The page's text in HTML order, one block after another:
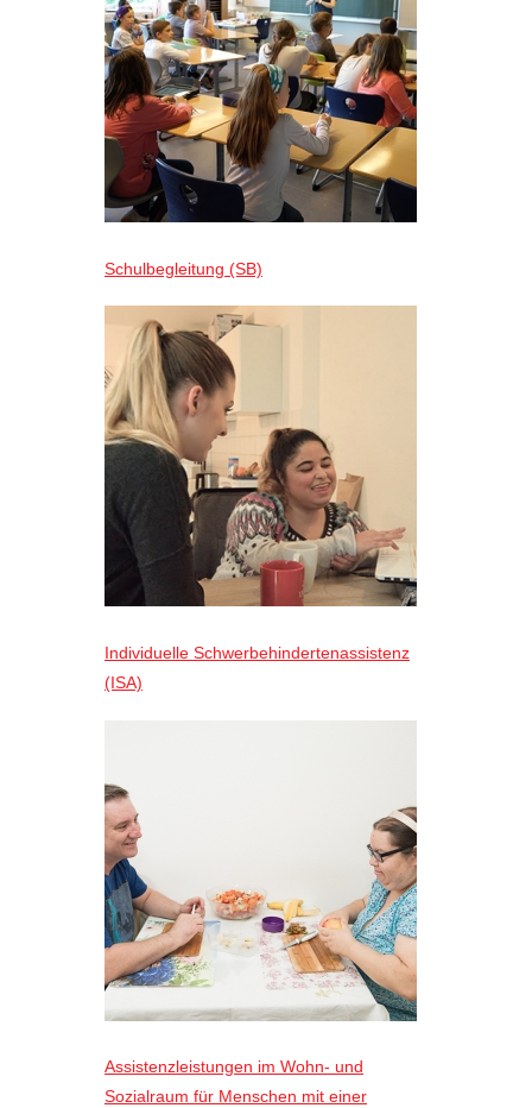
Schulbegleitung (SB)
Individuelle Schwerbehindertenassistenz
(ISA)
Assistenzleistungen im Wohn- und
Sozialraum für Menschen mit einer